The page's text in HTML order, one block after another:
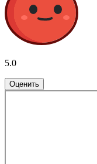
5.0
Оценить